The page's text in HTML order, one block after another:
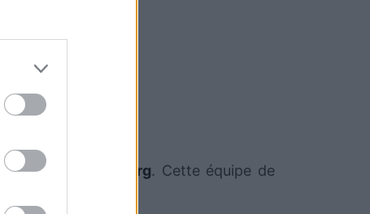
l'équipe Strasbourg. Cette équipe de